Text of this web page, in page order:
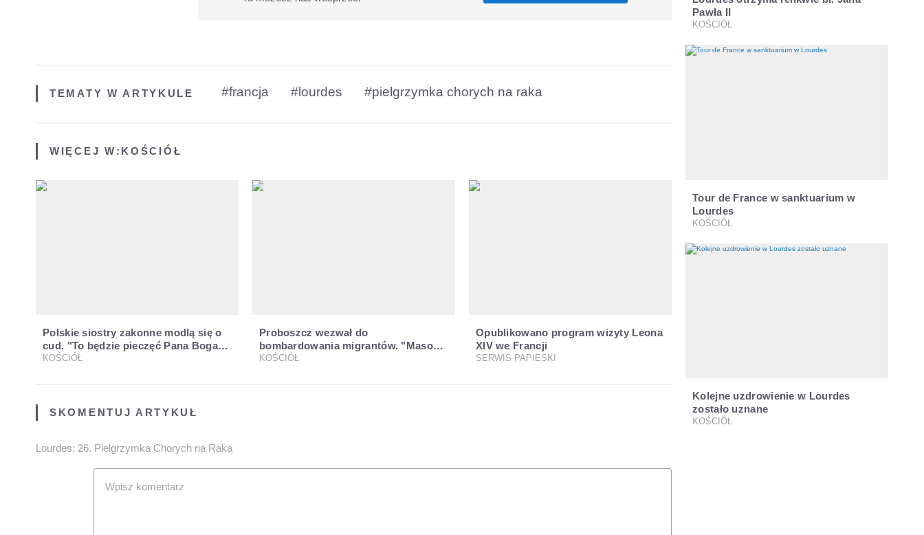
TEMATY W ARTYKULE #francja #lourdes #pielgrzymka chorych na raka
WIĘCEJ W: KOŚCIÓŁ
Polskie siostry zakonne modlą się o
cud. "To będzie pieczęć Pana Boga
dla naszej wiary"
KOŚCIÓŁ
Proboszcz wezwał do
bombardowania migrantów. "Masowy
ogień przeciwko najeźdźcom!"
KOŚCIÓŁ
Opublikowano program wizyty Leona
XIV we Francji
SERWIS PAPIESKI
SKOMENTUJ ARTYKUŁ
Lourdes: 26. Pielgrzymka Chorych na Raka
Pawła II
KOŚCIÓŁ
Tour de France w sanktuarium w
Lourdes
KOŚCIÓŁ
Kolejne uzdrowienie w Lourdes
zostało uznane
KOŚCIÓŁ